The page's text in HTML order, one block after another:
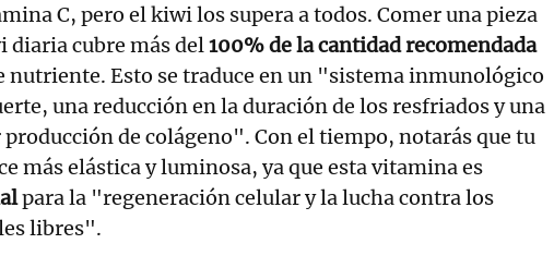
C, pero el kiwi los supera a todos. Comer una pieza
diaria cubre más del100% de la cantidad recomendada
nutriente. Esto se traduce en un "sistema inmunológico
una reducción en la duración de los resfriados y una
de colágeno". Con el tiempo, notarás que tu
más elástica y luminosa, ya que esta vitamina es
para la "regeneración celular y la lucha contra los
libres".